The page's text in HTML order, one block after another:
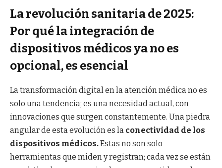
La revolución sanitaria de 2025:
Por qué la integración de
dispositivos médicos ya no es
opcional, es esencial
La transformación digital en la atención médica no es
solo una tendencia; es una necesidad actual, con
innovaciones que surgen constantemente. Una piedra
angular de esta evolución es la conectividad de los
dispositivos médicos.Estas no son solo
herramientas que miden y registran; cada vez se están